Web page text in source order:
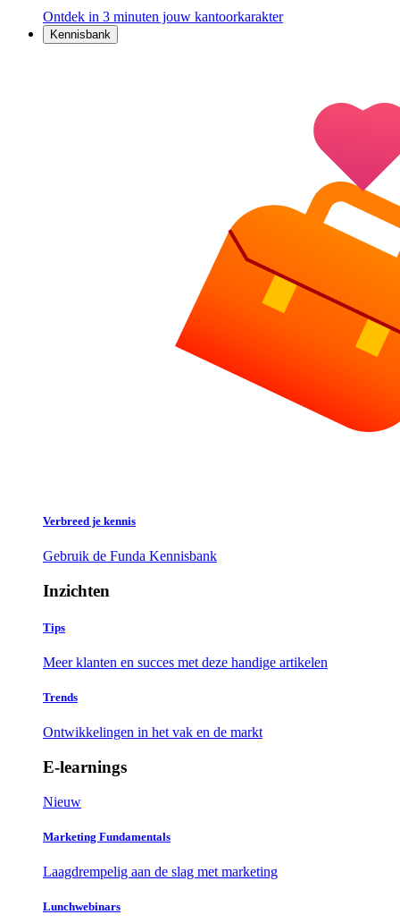
Ontdek in 3 minuten jouw kantoorkarakter
Kennisbank
Verbreed je kennis
Gebruik de Funda Kennisbank
Inzichten
Tips
Meer klanten en succes met deze handige artikelen
Trends
Ontwikkelingen in het vak en de markt
E-learnings
Nieuw
Marketing Fundamentals
Laagdrempelig aan de slag met marketing
Lunchwebinars